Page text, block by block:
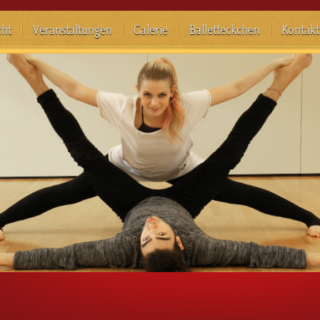
Veranstaltungen Galerie Balletteckchen Kontakt